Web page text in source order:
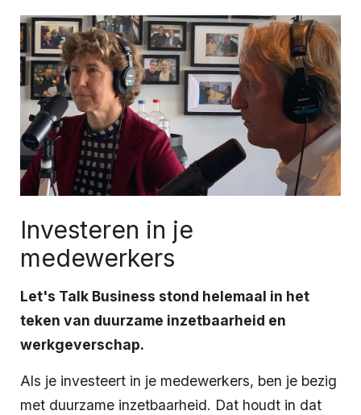
Investeren in je
medewerkers
Let's Talk Business stond helemaal in het
teken van duurzame inzetbaarheid en
werkgeverschap.
Als je investeert in je medewerkers, ben je bezig
met duurzame inzetbaarheid. Dat houdt in dat